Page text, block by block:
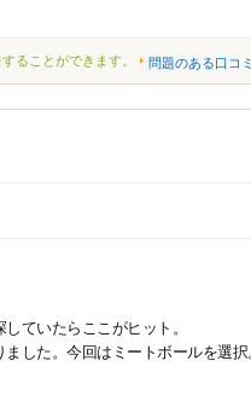
ることができます。 問題のある口コ
ていたらここがヒット。
した。今回はミートボールを選択。